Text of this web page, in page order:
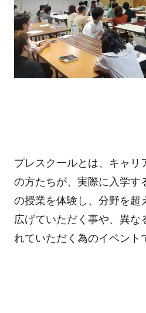
プレスクールとは、キャリ
の方たちが、実際に入学す
の授業を体験し、分野を超
広げていただく事や、異な
れていただく為のイベント